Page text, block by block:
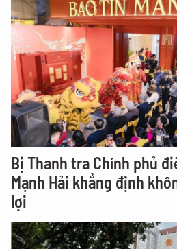
Bị Thanh tra Chính phủ
Mạnh Hải khẳng định
lợi